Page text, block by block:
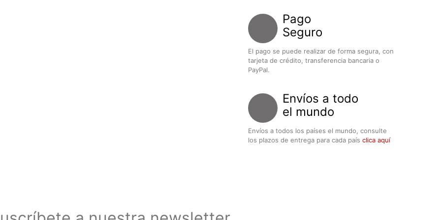
Pago
Seguro
El pago se puede realizar de forma segura, con
tarjeta de crédito, transferencia bancaria o
PayPal.
Envíos a todo
el mundo
Envíos a todos los países el mundo, consulte
los plazos de entrega para cada país clica aquí